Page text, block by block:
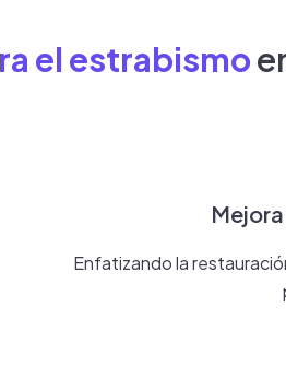
el estrabismo
Enfatizando la